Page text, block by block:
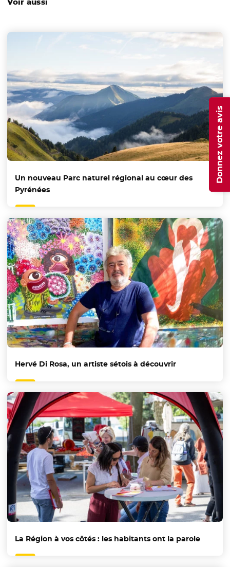
Voir aussi
Un nouveau Parc naturel régional au cœur des
Pyrénées
Hervé Di Rosa, un artiste sétois à découvrir
La Région à vos côtés : les habitants ont la parole
Donnez votre avis